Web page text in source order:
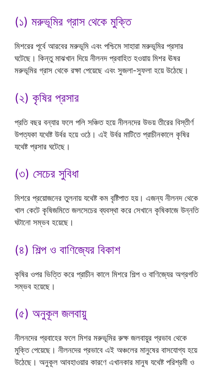
(১) মরুভূমির গ্রাস থেকে মুক্তি
মিশরের পূর্বে আরবের মরুভূমি এবং পশ্চিমে সাহারা মরুভূমির প্রসার
ঘটেছে। কিন্তু মাঝখান দিয়ে নীলনদ প্রবাহিত হওয়ায় মিশর ঊষর
মরুভূমির গ্রাস থেকে রক্ষা পেয়েছে এবং সুজলা-সুফলা হয়ে উঠেছে।
(২) কৃষির প্রসার
প্রতি বছর বন্যার ফলে পলি সঞ্চিত হয়ে নীলনদের উভয় তীরের বিস্তীর্ণ
উপত্যকা যথেষ্ট উর্বর হয়ে ওঠে। এই উর্বর মাটিতে প্রাচীনকালে কৃষির
যথেষ্ট প্রসার ঘটেছে।
(৩) সেচের সুবিধা
মিশরে প্রয়োজনের তুলনায় যথেষ্ট কম বৃষ্টিপাত হয়। এজন্য নীলনদ থেকে
খাল কেটে কৃষিজমিতে জলসেচের ব্যবস্থা করে সেখানে কৃষিকাজে উন্নতি
ঘটানো সম্ভব হয়েছে।
(৪) শিল্প ও বাণিজ্যের বিকাশ
কৃষির ওপর ভিত্তি করে প্রাচীন কালে মিশরে শিল্প ও বাণিজ্যের অগ্রগতি
সম্ভব হয়েছে।
(৫) অনুকূল জলবায়ু
নীলনদের প্রবাহের ফলে মিশর মরুভূমির রুক্ষ জলবায়ুর প্রভাব থেকে
মুক্তি পেয়েছে। নীলনদের প্রভাবে এই অঞ্চলের মানুষের বাসযোগ্য হয়ে
উঠেছে। অনুকূল আবহাওয়ার কারণে এখানকার মানুষ যথেষ্ট পরিশ্রমী ও